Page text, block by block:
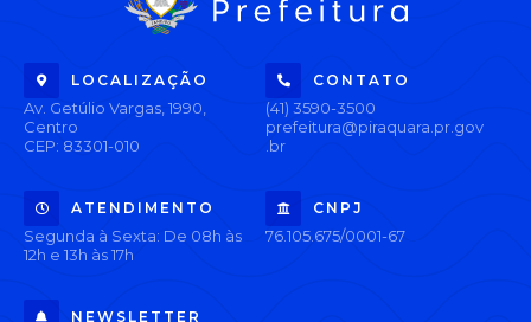
LOCALIZAÇÃO
Av. Getúlio Vargas, 1990,
Centro
CEP: 83301-010
CONTATO
(41) 3590-3500
prefeitura@piraquara.pr.gov
.br
ATENDIMENTO
Segunda à Sexta: De 08h às
12h e 13h às 17h
CNPJ
76.105.675/0001-67
NEWSLETTER